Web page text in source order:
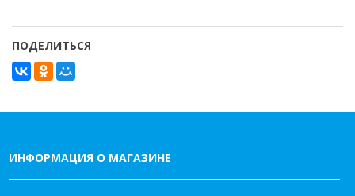
ПОДЕЛИТЬСЯ
ИНФОРМАЦИЯ О МАГАЗИНЕ